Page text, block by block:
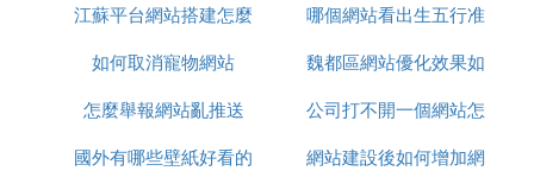
⑶ 求問如何搜索某一個網站的站內信息
使用「site:」或者「domain:」命令：
如果您只想查詢某一個網站上的相關信息，可以使用
網站
麼辦
江蘇平台網站搭建怎麼
聯系
哪個網站看出生五行准
如何取消寵物網站
魏都區網站優化效果如
何
怎麼舉報網站亂推送
公司打不開一個網站怎
麼辦
國外有哪些壁紙好看的
網站建設後如何增加網